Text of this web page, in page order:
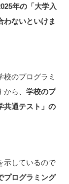
年の「大学入
わないといけま
のプログラミ
ら、 学校のプ
共通テスト」の
示しているので
プログラミング